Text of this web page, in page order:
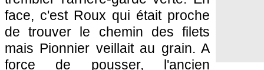
face, c'est Roux qui était proche
de trouver le chemin des filets
mais Pionnier veillait au grain. A
force de pousser, l'ancien